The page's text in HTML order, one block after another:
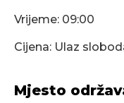
Vrijeme: 09:00
Cijena: Ulaz
Mjesto